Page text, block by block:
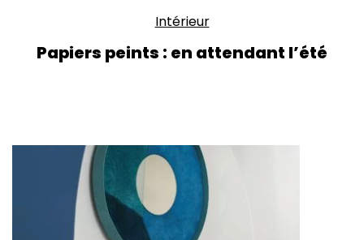
Intérieur
Papiers peints : en attendant l’été